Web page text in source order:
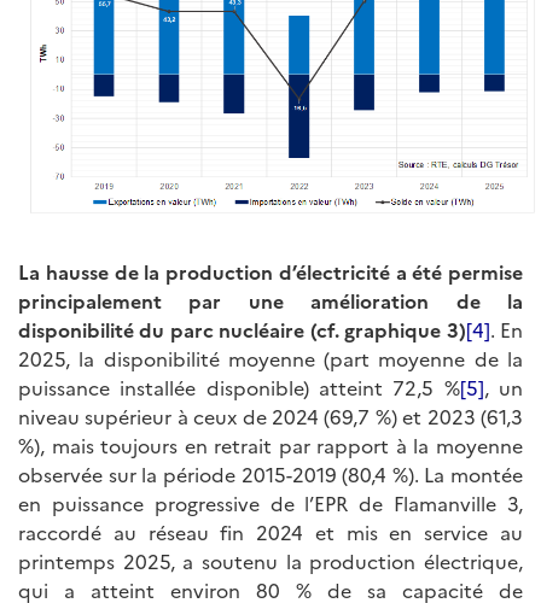
La hausse de la production d’électricité a été permise
principalement par une amélioration de la
disponibilité du parc nucléaire (cf. graphique 3)[4]. En
2025, la disponibilité moyenne (part moyenne de la
puissance installée disponible) atteint 72,5 %[5], un
niveau supérieur à ceux de 2024 (69,7 %) et 2023 (61,3
%), mais toujours en retrait par rapport à la moyenne
observée sur la période 2015-2019 (80,4 %). La montée
en puissance progressive de l’EPR de Flamanville 3,
raccordé au réseau fin 2024 et mis en service au
printemps 2025, a soutenu la production électrique,
qui a atteint environ 80 % de sa capacité de